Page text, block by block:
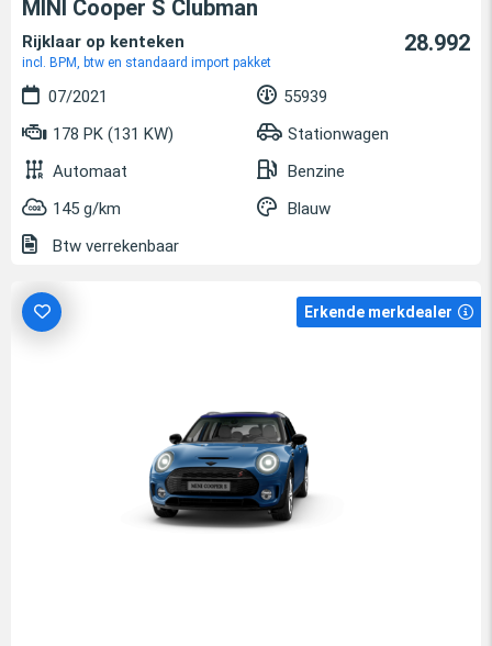
MINI Cooper S Clubman
Rijklaar op kenteken
incl. BPM, btw en standaard import pakket
28.992
07/2021
55939
178 PK (131 KW)
Stationwagen
Automaat
Benzine
145 g/km
Blauw
Btw verrekenbaar
Erkende merkdealer